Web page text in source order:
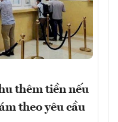
thêm tiền nếu
theo yêu cầu